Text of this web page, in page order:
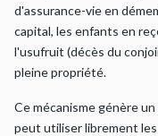
d'assurance-vie en
capital, les enfants en
l'usufruit (décès du
pleine propriété.
Ce mécanisme génère un
peut utiliser librement